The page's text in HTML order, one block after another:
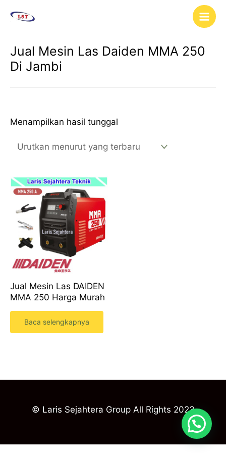
Main
Jual Mesin Las Daiden MMA 250
Di Jambi
Menampilkan hasil tunggal
Jual Mesin Las DAIDEN
MMA 250 Harga Murah
Baca selengkapnya
© Laris Sejahtera Group All Rights 2023